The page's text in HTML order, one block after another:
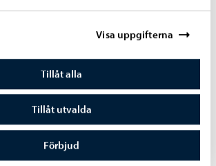
Visa uppgifterna
Tillåt alla
Tillåt utvalda
Förbjud